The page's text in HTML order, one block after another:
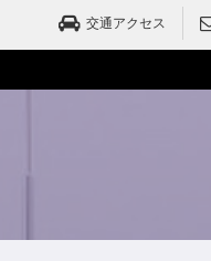
交通アクセス